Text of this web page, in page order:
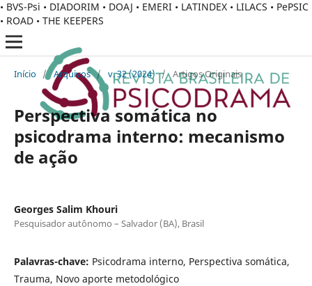
• BVS-Psi • DIADORIM • DOAJ • EMERI • LATINDEX • LILACS • PePSIC
• ROAD • THE KEEPERS
Início / Arquivos / v. 32 (2024) / Artigos Originais
Perspectiva somática no
psicodrama interno: mecanismo
de ação
Georges Salim Khouri
Pesquisador autônomo – Salvador (BA), Brasil
Palavras-chave: Psicodrama interno, Perspectiva somática,
Trauma, Novo aporte metodológico